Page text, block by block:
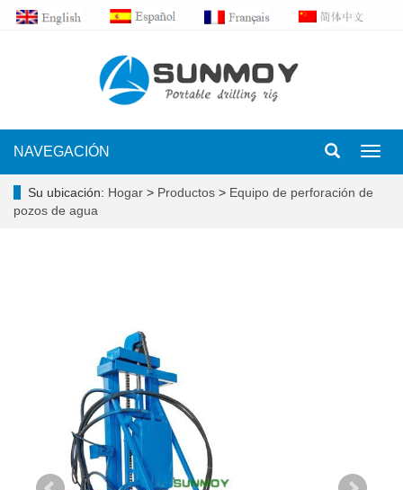
NAVEGACIÓN
Su ubicación: Hogar > Productos > Equipo de perforación de
pozos de agua